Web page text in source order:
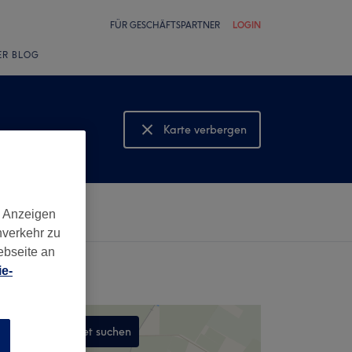
FÜR GESCHÄFTSPARTNER LOGIN
BLOG
Karte verbergen
Karte anzeigen
In diesem Gebiet suchen
zu
an